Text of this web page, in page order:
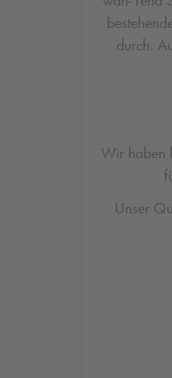
durch.
Wir haben
Unser